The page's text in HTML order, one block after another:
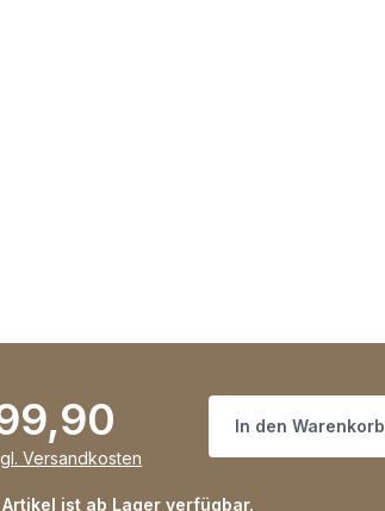
Versandkosten
In den Warenkorb
ist ab Lager verfügbar.